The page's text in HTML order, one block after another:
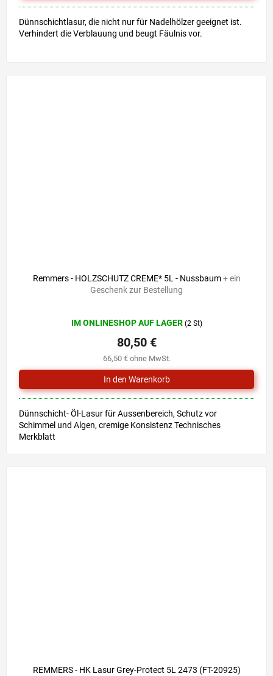
Sternen.
Dünnschichtlasur, die nicht nur für Nadelhölzer geeignet ist.
Verhindert die Verblauung und beugt Fäulnis vor.
Remmers - HOLZSCHUTZ CREME* 5L - Nussbaum+ ein
Geschenk zur Bestellung
durchschnittliche
Produktbewertung
ist
5,0
von
5
Sternen.
IM ONLINESHOP AUF LAGER (2 St)
66,50 € ohne MwSt.
80,50 €
Dünnschicht- Öl-Lasur für Aussenbereich, Schutz vor
Schimmel und Algen, cremige Konsistenz Technisches
Merkblatt
REMMERS - HK Lasur Grey-Protect 5L 2473 (FT-20925)